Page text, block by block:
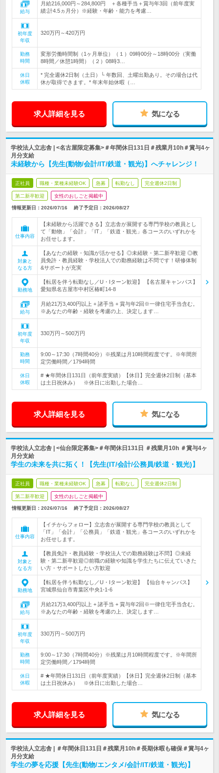
給与
月給216,000円～284,800円 ＋各種手当＋賞与年3回（前年度実
績:計4.5ヵ月分）※経験・年齢・能力を考慮…
初年度
年収
320万円～420万円
勤務
時間
変形労働時間制（1ヶ月単位）（１）09時00分～18時00分（実働
8時間／休憩1時間）（２）08時3…
休日
休暇
* 完全週休2日制（土日）└ 年数回、土曜出勤あり。その場合は代
休が取得できます。* 年末年始休暇（…
求人詳細を見る 気になる
学校法人立志舎 | <名古屋限定募集>＃年間休日131日＃残業月10h＃賞与4ヶ
月分支給
未経験から【先生(動物/会計/IT/鉄道・観光)】へチャレンジ！
正社員 職種・業種未経験OK 急募 転勤なし 完全週休2日制
第二新卒歓迎 女性のおしごと掲載中
情報更新日：2026/07/16 終了予定日： 2026/08/27
仕事内容
【未経験から活躍できる】立志舎が展開する専門学校の教員とし
て「動物」「会計」「IT」「鉄道・観光」各コースのいずれかを
お任せします。
対象と
なる方
【あなたの経験・知識が活かせる】◎未経験・第二新卒歓迎 ◎教
員免許・教員経験・学校法人での勤務経験は不問です！研修体制
&サポートが充実
勤務地
【転居を伴う転勤なし／U・Iターン歓迎】 【名古屋キャンパス】
愛知県名古屋市中村区椿町14-8
給与
月給21万3,400円以上 + 諸手当 + 賞与年2回※一律住宅手当含む。
※あなたの年齢・経験を考慮の上、決定します…
初年度
年収
330万円～500万円
勤務
時間
9:00～17:30（7時間40分）※残業は月10時間程度です。※年間所
定労働時間／1794時間
休日
休暇
# ★年間休日131日（前年度実績）【休日】完全週休2日制（基本
は土日祝休み） ※休日に出勤した場合…
求人詳細を見る 気になる
学校法人立志舎 | <仙台限定募集>＃年間休日131日 ＃残業月10h ＃賞与4ヶ
月分支給
学生の未来を共に拓く！【先生(IT/会計/公務員/鉄道・観光)】
正社員 職種・業種未経験OK 急募 転勤なし 完全週休2日制
第二新卒歓迎 女性のおしごと掲載中
情報更新日：2026/07/16 終了予定日： 2026/08/27
仕事内容
【イチからフォロー】立志舎が展開する専門学校の教員として
「IT」「会計」「公務員」「鉄道・観光」各コースのいずれかを
お任せします。
対象と
なる方
【教員免許・教員経験・学校法人での勤務経験は不問】◎未経
験・第二新卒歓迎◎前職の経験や知識を学生たちに伝えていきた
い方・サポートしたい方歓迎
勤務地
【転居を伴う転勤なし／U・Iターン歓迎】 【仙台キャンパス】
宮城県仙台市青葉区中央1-1-6
給与
月給21万3,400円以上 + 諸手当 + 賞与年2回※一律住宅手当含む。
※あなたの年齢・経験を考慮の上、決定します…
初年度
年収
330万円～500万円
勤務
時間
9:00～17:30（7時間40分）※残業は月10時間程度です。※年間所
定労働時間／1794時間
休日
休暇
# ★年間休日131日（前年度実績）【休日】完全週休2日制（基本
は土日祝休み） ※休日に出勤した場合…
求人詳細を見る 気になる
学校法人立志舎 | ＃年間休日131日＃残業月10h＃長期休暇も確保＃賞与4ヶ
月分支給
学生の夢を応援【先生(動物/エンタメ/会計/IT/鉄道・観光)】